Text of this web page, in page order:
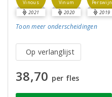
Vinous
2021
Vinum
2020
Perswijn
2019
Toon meer onderscheidingen
Op verlanglijst
38,70 per fles